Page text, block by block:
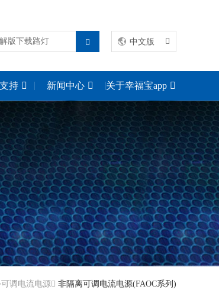
中文版
持 新闻中心 关于幸福宝app
可调电流电源 非隔离可调电流电源(FAOC系列)